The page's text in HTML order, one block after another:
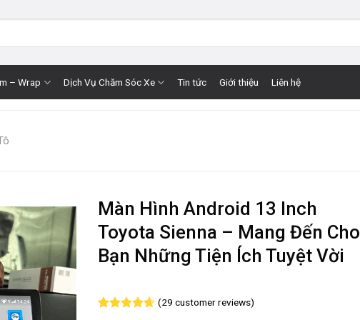
– Wrap Dịch Vụ Chăm Sóc Xe Tin tức Giới thiệu Liên hệ
Màn Hình Android 13 Inch
Toyota Sienna – Mang Đến Cho
Bạn Những Tiện Ích Tuyệt Vời
(29 customer reviews)